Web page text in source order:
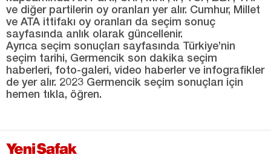
ve diğer partilerin oy oranları yer alır. Cumhur, Millet
ve ATA ittifakı oy oranları da seçim sonuç
sayfasında anlık olarak güncellenir.
Ayrıca seçim sonuçları sayfasında Türkiye’nin
seçim tarihi, Germencik son dakika seçim
haberleri, foto-galeri, video haberler ve infografikler
de yer alır. 2023 Germencik seçim sonuçları için
hemen tıkla, öğren.